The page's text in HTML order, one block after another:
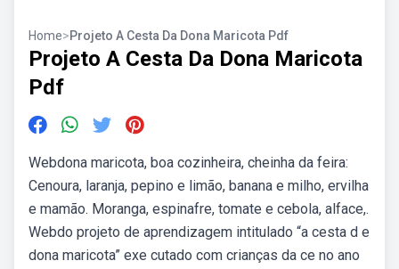
Home>Projeto A Cesta Da Dona Maricota Pdf
Projeto A Cesta Da Dona Maricota
Pdf
Webdona maricota, boa cozinheira, cheinha da feira:
Cenoura, laranja, pepino e limão, banana e milho, ervilha
e mamão. Moranga, espinafre, tomate e cebola, alface,.
Webdo projeto de aprendizagem intitulado “a cesta d e
dona maricota” exe cutado com crianças da ce no ano